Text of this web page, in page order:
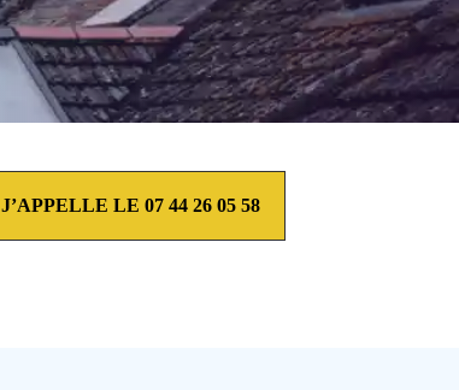
J’APPELLE LE 07 44 26 05 58